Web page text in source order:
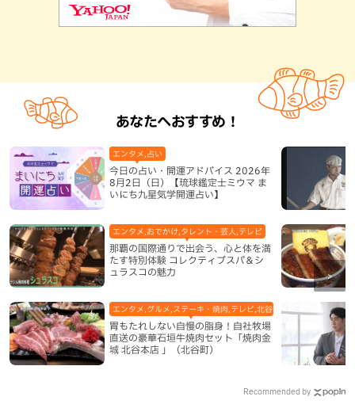
あなたへおすすめ！
今日の占い・開運アドバイス 2026年
8月2日（日）【琉球鑑定士ミウマ ま
いにち九星気学開運占い】
エンタメ,占い
那覇の国際通りで出会う、心と体を満
たす特別体験 コレクティブスパ＆シ
ュラスコの魅力
エンタメ,おでかけ,タレント・芸人,テレビ
胃もたれしない自慢の脂身！自社牧場
直送の豪華石垣牛焼肉セット「焼肉金
城 北谷本店 」（北谷町）
エンタメ,グルメ,ステーキ・焼肉,テレビ,北谷町,地域,本島中部
Recommended by